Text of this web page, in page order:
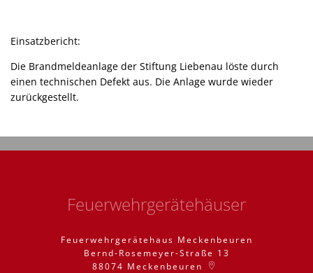
Einsatzbericht:
Die Brandmeldeanlage der Stiftung Liebenau löste durch
einen technischen Defekt aus. Die Anlage wurde wieder
zurückgestellt.
Feuerwehrgerätehäuser
Feuerwehrgerätehaus Meckenbeuren
Bernd-Rosemeyer-Straße 13
88074 Meckenbeuren